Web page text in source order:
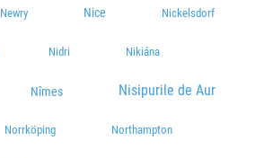
Newry Nice Nickelsdorf
Nidri Nikiána
Nîmes Nisipurile de Aur
Norrköping Northampton